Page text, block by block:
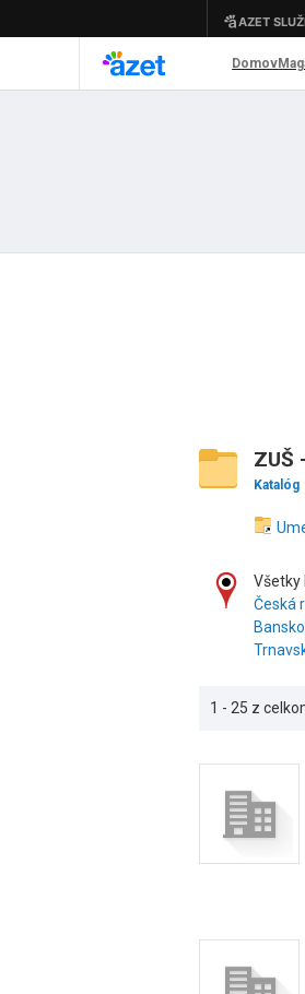
ZUŠ
Katalóg
Všetky
Česká
1 - 25 z